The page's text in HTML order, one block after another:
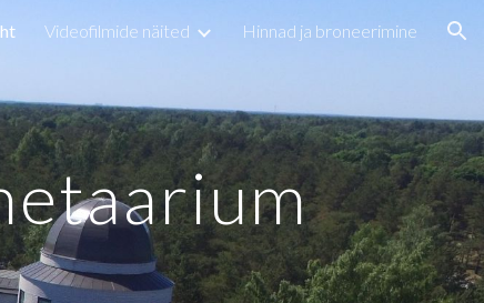
Videofilmide näited Hinnad ja broneerimine